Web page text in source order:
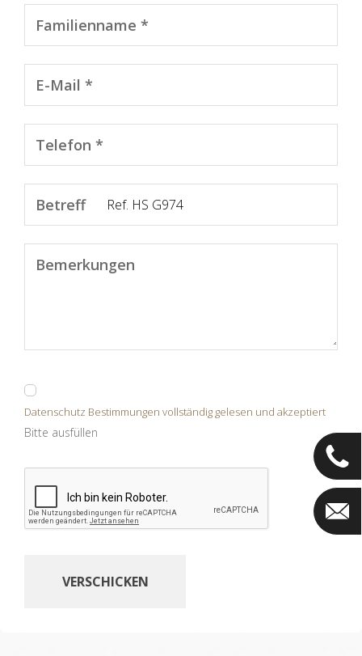
Familienname *
E-Mail *
Telefon *
Betreff
Bemerkungen
Datenschutz Bestimmungen vollständig gelesen und akzeptiert
Bitte ausfüllen